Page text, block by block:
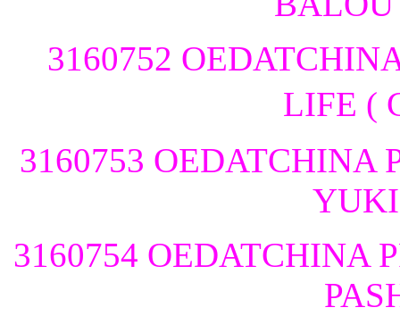
3160752
LIFE
3160753 OEDATCHINA
3160754 OEDATCHINA